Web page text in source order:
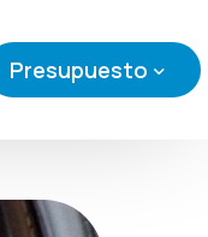
Presupuesto
Presupuesto de